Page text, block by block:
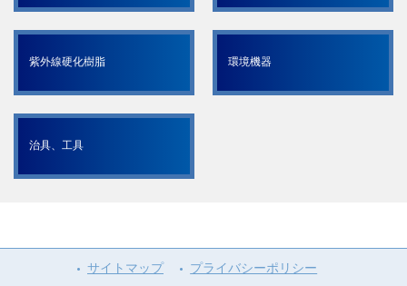
紫外線硬化樹脂 環境機器
治具、工具
サイトマップ プライバシーポリシー